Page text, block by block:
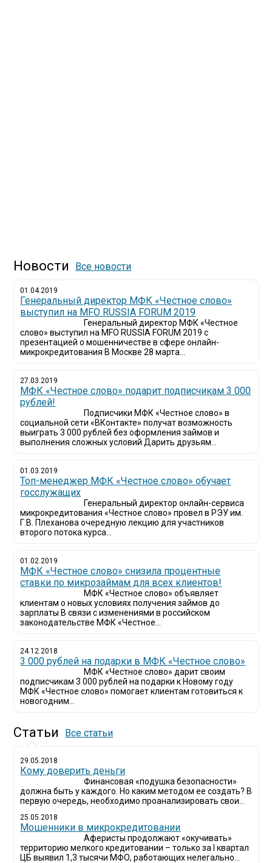
Новости Все новости
01.04.2019
Генеральный директор МФК «Честное слово»
выступил на MFO RUSSIA FORUM 2019
Генеральный директор МФК «Честное
слово» выступил на MFO RUSSIA FORUM 2019 с
презентацией о мошенничестве в сфере онлайн-
микрокредитования В Москве 28 марта...
27.03.2019
МФК «Честное слово» подарит подписчикам 3 000
рублей!
Подписчики МФК «Честное слово» в
социальной сети «ВКонтакте» получат возможность
выиграть 3 000 рублей без оформления займов и
выполнения сложных условий Дарить друзьям...
01.03.2019
Топ-менеджер МФК «Честное слово» обучает
госслужащих
Генеральный директор онлайн-сервиса
микрокредитования «Честное слово» провел в РЭУ им.
Г.В. Плеханова очередную лекцию для участников
второго потока курса...
01.02.2019
МФК «Честное слово» снизила процентные
ставки по микрозаймам для всех клиентов!
МФК «Честное слово» объявляет
клиентам о новых условиях получения займов до
зарплаты В связи с изменениями в российском
законодательстве МФК «Честное...
24.12.2018
3 000 рублей на подарки в МФК «Честное слово»
МФК «Честное слово» дарит своим
подписчикам 3 000 рублей на подарки к Новому году
МФК «Честное слово» помогает клиентам готовиться к
новогодним...
Статьи Все статьи
29.05.2018
Кому доверить деньги
Финансовая «подушка безопасности»
должна быть у каждого. Но каким методом ее создать? В
первую очередь, необходимо проанализировать свои...
25.05.2018
Мошенники в микрокредитовании
Аферисты продолжают «окучивать»
территорию мелкого кредитовании – только за I квартал
ЦБ выявил 1,3 тысячи МФО, работающих нелегально...